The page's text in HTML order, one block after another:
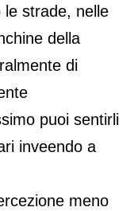
le strade, nelle
della
di
puoi sentirli
inveendo a
meno